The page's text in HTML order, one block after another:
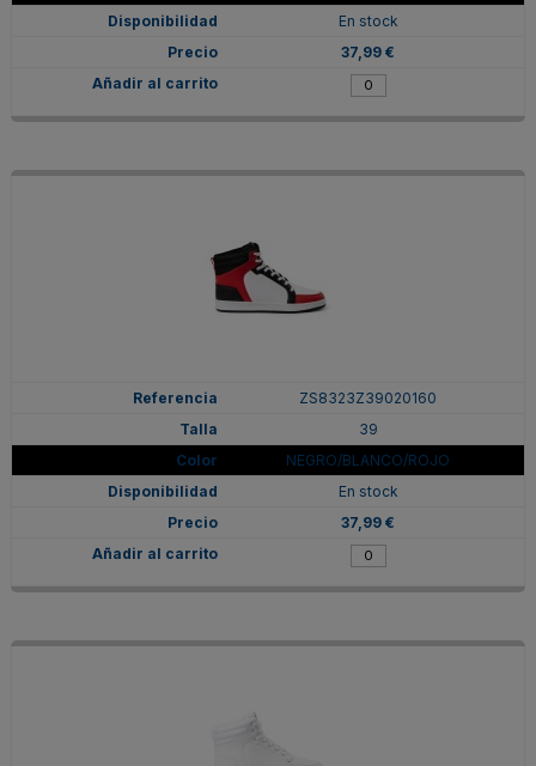
En stock
37,99 €
ZS8323Z39020160
39
NEGRO/BLANCO/ROJO
En stock
37,99 €